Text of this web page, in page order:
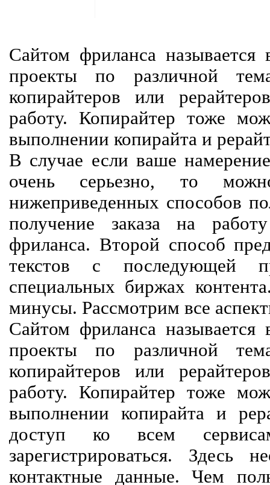
Сайтом фриланса называется
проекты по различной
копирайтеров или
работу. Копирайтер тоже
выполнении копирайта и
В случае если ваше
очень серьезно, то
нижеприведенных способов
получение заказа на
фриланса. Второй способ
текстов с последующей
специальных биржах
минусы. Рассмотрим все
Сайтом фриланса называется
проекты по различной
копирайтеров или
работу. Копирайтер тоже
выполнении копирайта и
доступ ко всем
зарегистрироваться. Здесь
контактные данные. Чем